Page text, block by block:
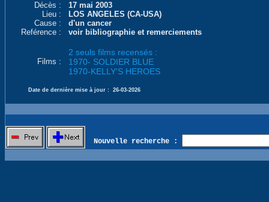
Décès :
17 mai 2003
Lieu :
LOS ANGELES (CA-USA)
Cause :
d'un cancer
Reférence :
voir bibliographie et remerciements
Films :
2 seuls films recensés :
1970- SOLDIER BLUE
1970-KELLY'S HEROES
Date de dernière mise à jour : 26-03-2026
Nouvelle recherche :